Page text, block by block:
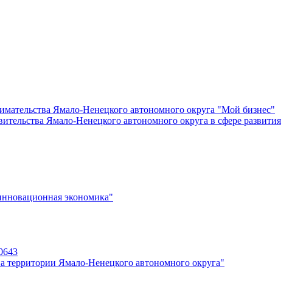
Ямало-Ненецкого автономного округа "Мой бизнес"
Ямало-Ненецкого автономного округа в сфере развития
экономика"
территории Ямало-Ненецкого автономного округа"